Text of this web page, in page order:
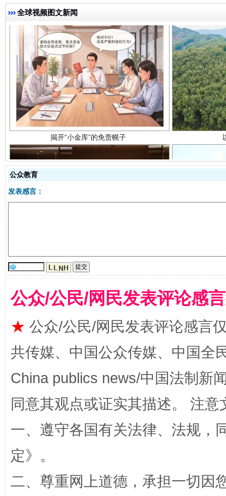
全球视频图文新闻
揭开“小金库”的免责幌子
全民健身五年计划来了！等你上场
阿坝州三大球赛在茂县开幕 规模
公众教育
发表感言：
公众/公民/网民发表评论感
★ 公众/公民/网民发表评论感言
共传媒、中国公众传媒、中国全
China publics news/中国法制新
同意其观点或证实其描述。 注
一、遵守各国有关法律、法规，
定》。
二、尊重网上道德，承担一切因